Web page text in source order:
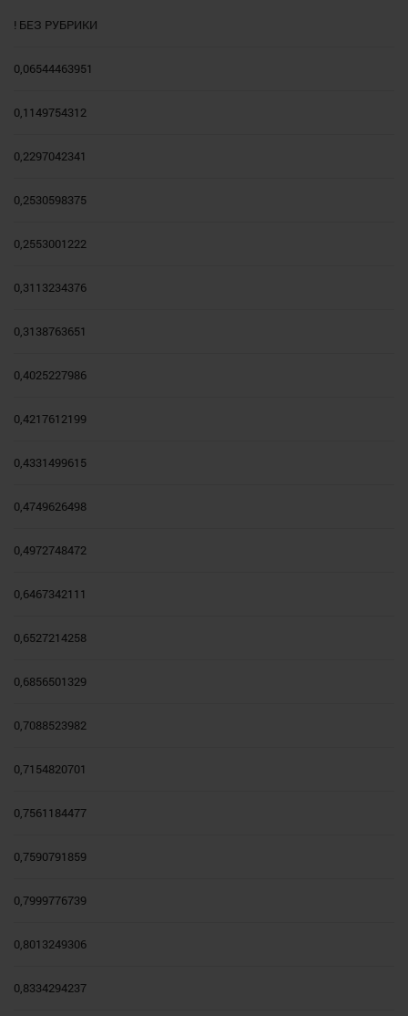
! БЕЗ РУБРИКИ
0,06544463951
0,1149754312
0,2297042341
0,2530598375
0,2553001222
0,3113234376
0,3138763651
0,4025227986
0,4217612199
0,4331499615
0,4749626498
0,4972748472
0,6467342111
0,6527214258
0,6856501329
0,7088523982
0,7154820701
0,7561184477
0,7590791859
0,7999776739
0,8013249306
0,8334294237